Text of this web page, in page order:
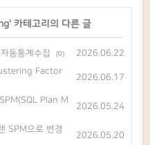
' 카테고리의 다른 글
동통계수집 (0)
2026.06.22
Factor
2026.06.17
Plan M
2026.05.24
SPM으로 변경
2026.05.20